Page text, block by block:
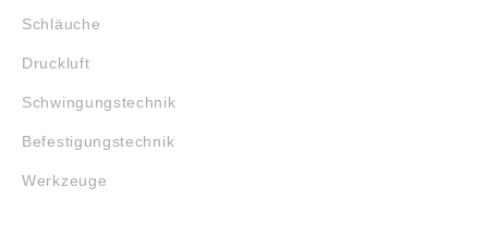
Schläuche
Druckluft
Schwingungstechnik
Befestigungstechnik
Werkzeuge